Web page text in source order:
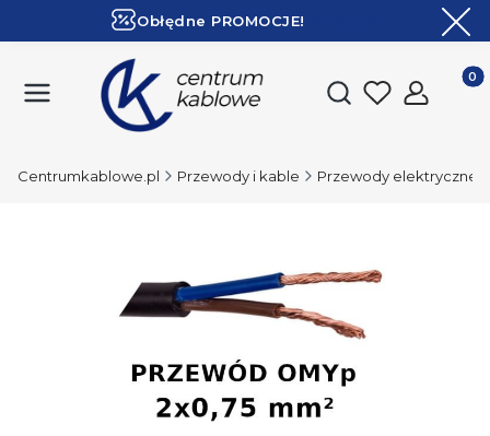
Obłędne PROMOCJE!
Otwórz
Centrumkablowe.pl Przewody i kable Przewody elektryczne